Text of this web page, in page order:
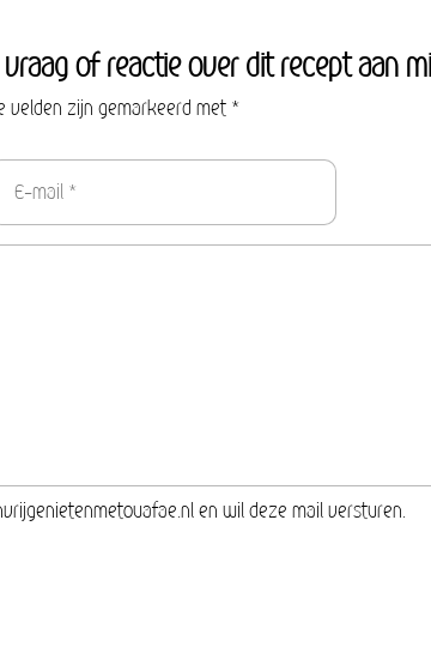
of reactie over dit recept aan
velden zijn gemarkeerd met *
en wil deze mail versturen.